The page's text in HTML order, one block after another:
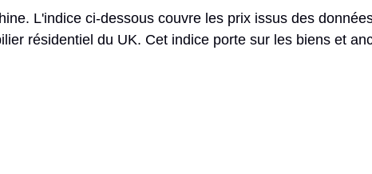
L'indice ci-dessous couvre les prix issus des
résidentiel du UK. Cet indice porte sur les biens et